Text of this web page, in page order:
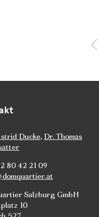
Ducke, Dr. Thomas
80 42 21 09
Salzburg GmbH
10